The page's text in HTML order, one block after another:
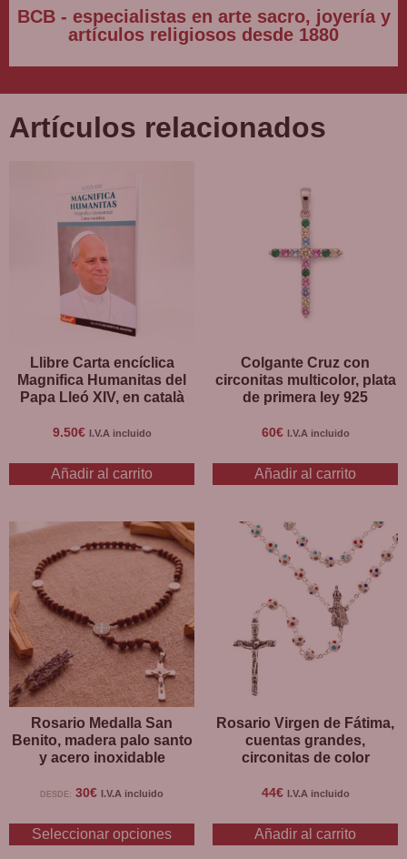
BCB - especialistas en arte sacro, joyería y
artículos religiosos desde 1880
Artículos relacionados
Llibre Carta encíclica
Magnifica Humanitas del
Papa Lleó XIV, en català
9.50€ I.V.A incluido
Añadir al carrito
Colgante Cruz con
circonitas multicolor, plata
de primera ley 925
60€ I.V.A incluido
Añadir al carrito
Rosario Medalla San
Benito, madera palo santo
y acero inoxidable
DESDE: 30€ I.V.A incluido
Seleccionar opciones
Rosario Virgen de Fátima,
cuentas grandes,
circonitas de color
44€ I.V.A incluido
Añadir al carrito